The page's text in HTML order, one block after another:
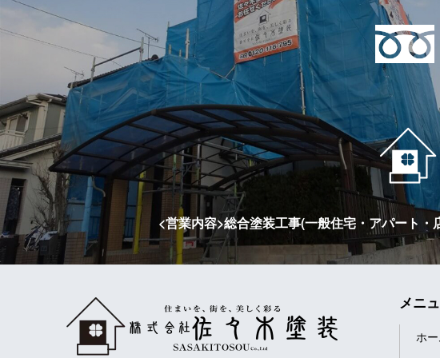
<営業内容>総合塗装工事(一般住宅・アパート・
メニ
ホ